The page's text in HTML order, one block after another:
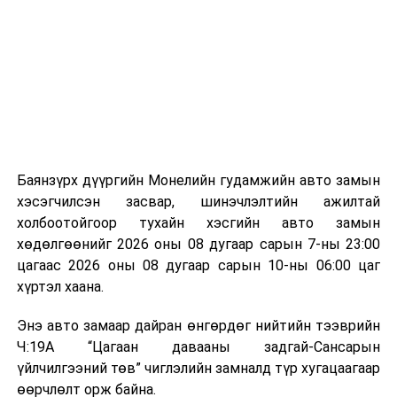
болон дулааны эрчим хүч үйлдвэрлэхэд ашиглаж
болдог. Зарим технологийн хувьд шаталтын дараа
үлдэх үнснээс фосфор зэрэг ашигт эрдсийг сэргээн
авах боломжтой аж.
байна. Тухайлбал, Германд лаг шатаах үйлдвэрээс
гарсан үнснээс фосфор сэргээн авах технологи
ашигладаг бол Нидерландад төвлөрсөн лаг
боловсруулах үйлдвэрүүдээр дулаан, цахилгаан
Баянзүрх дүүргийн Монелийн гудамжийн авто замын
хэсэгчилсэн засвар, шинэчлэлтийн ажилтай
холбоотойгоор тухайн хэсгийн авто замын
хөдөлгөөнийг 2026 оны 08 дугаар сарын 7-ны 23:00
цагаас 2026 оны 08 дугаар сарын 10-ны 06:00 цаг
хүртэл хаана.
Энэ авто замаар дайран өнгөрдөг нийтийн тээврийн
Ч:19А “Цагаан давааны задгай-Сансарын
үйлчилгээний төв” чиглэлийн замналд түр хугацаагаар
өөрчлөлт орж байна.